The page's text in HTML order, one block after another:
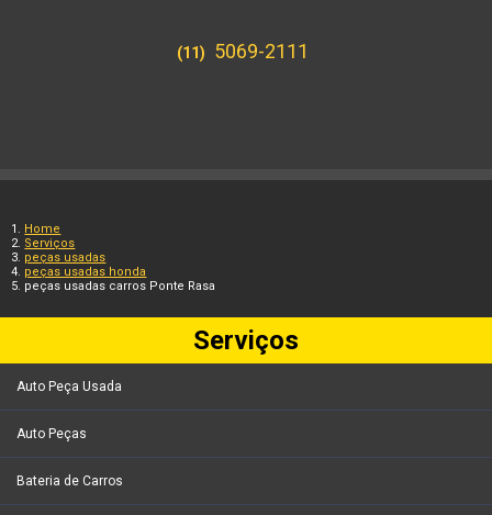
(11) 5069-2111
Home
Serviços
peças usadas
peças usadas honda
peças usadas carros Ponte Rasa
Serviços
Auto Peça Usada
Auto Peças
Bateria de Carros